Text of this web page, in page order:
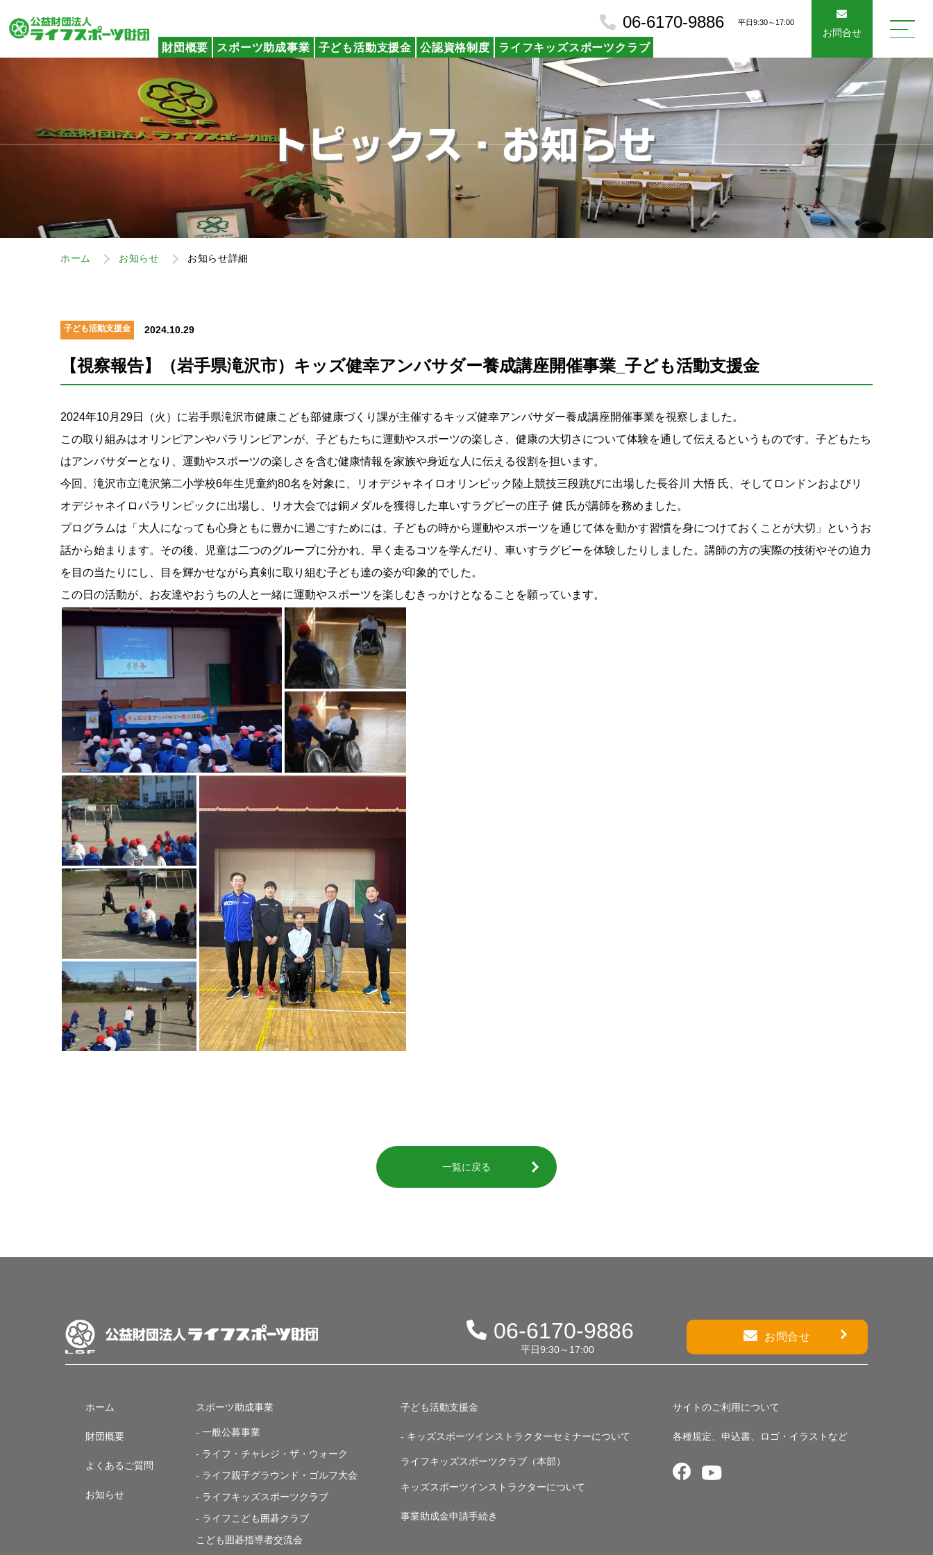
06-6170-9886 平日9:30～17:00
財団概要 スポーツ助成事業 子ども活動支援金 公認資格制度 ライフキッズスポーツクラブ
お問合せ
ホーム お知らせ お知らせ詳細
子ども活動支援金 2024.10.29
【視察報告】（岩手県滝沢市）キッズ健幸アンバサダー養成講座開催事業_子ども活動支援金
2024年10月29日（火）に岩手県滝沢市健康こども部健康づくり課が主催するキッズ健幸アンバサダー養成講座開催事業を視察しました。
この取り組みはオリンピアンやパラリンピアンが、子どもたちに運動やスポーツの楽しさ、健康の大切さについて体験を通して伝えるというものです。子どもたち
はアンバサダーとなり、運動やスポーツの楽しさを含む健康情報を家族や身近な人に伝える役割を担います。
今回、滝沢市立滝沢第二小学校6年生児童約80名を対象に、リオデジャネイロオリンピック陸上競技三段跳びに出場した長谷川 大悟 氏、そしてロンドンおよびリ
オデジャネイロパラリンピックに出場し、リオ大会では銅メダルを獲得した車いすラグビーの庄子 健 氏が講師を務めました。
プログラムは「大人になっても心身ともに豊かに過ごすためには、子どもの時から運動やスポーツを通じて体を動かす習慣を身につけておくことが大切」というお
話から始まります。その後、児童は二つのグループに分かれ、早く走るコツを学んだり、車いすラグビーを体験したりしました。講師の方の実際の技術やその迫力
を目の当たりにし、目を輝かせながら真剣に取り組む子ども達の姿が印象的でした。
この日の活動が、お友達やおうちの人と一緒に運動やスポーツを楽しむきっかけとなることを願っています。
一覧に戻る
06-6170-9886
平日9:30～17:00
お問合せ
ホーム
財団概要
よくあるご質問
お知らせ
スポーツ助成事業
- 一般公募事業
- ライフ・チャレジ・ザ・ウォーク
- ライフ親子グラウンド・ゴルフ大会
- ライフキッズスポーツクラブ
- ライフこども囲碁クラブ
こども囲碁指導者交流会
子ども活動支援金
- キッズスポーツインストラクターセミナーについて
ライフキッズスポーツクラブ（本部）
キッズスポーツインストラクターについて
事業助成金申請手続き
サイトのご利用について
各種規定、申込書、ロゴ・イラストなど